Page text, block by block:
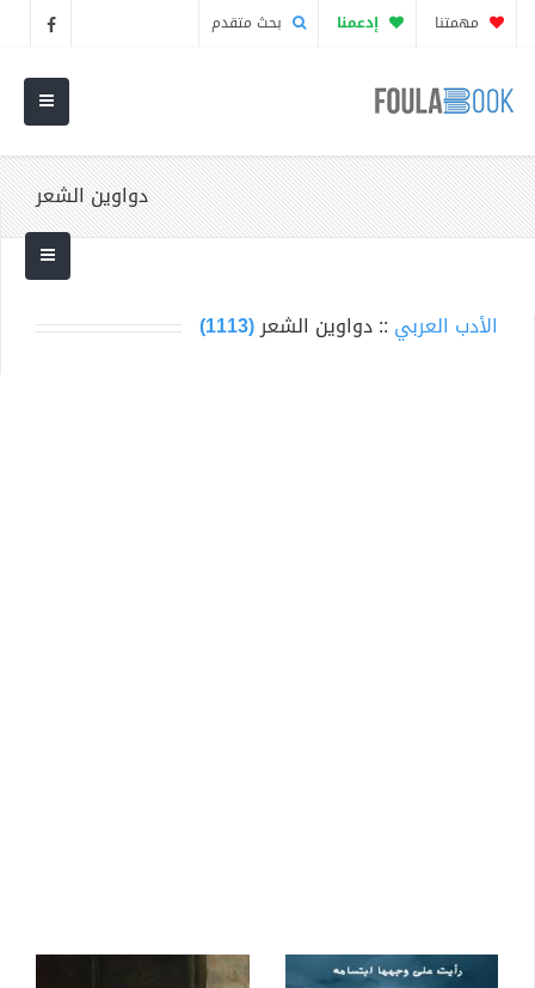
مهمتنا إدعمنا بحث متقدم
دواوين الشعر
الأدب العربي :: دواوين الشعر(1113)